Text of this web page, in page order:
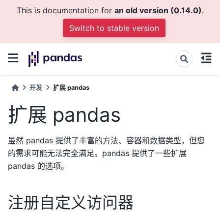
This is documentation for an old version (0.14.0).
Switch to stable version
开发 扩展 pandas
扩展 pandas
虽然 pandas 提供了丰富的方法、容器和数据类型，但您
的需求可能无法完全满足。pandas 提供了一些扩展
pandas 的选项。
注册自定义访问器